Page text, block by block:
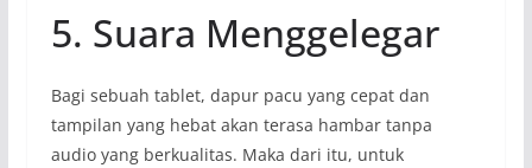
5. Suara Menggelegar
Bagi sebuah tablet, dapur pacu yang cepat dan
tampilan yang hebat akan terasa hambar tanpa
audio yang berkualitas. Maka dari itu, untuk